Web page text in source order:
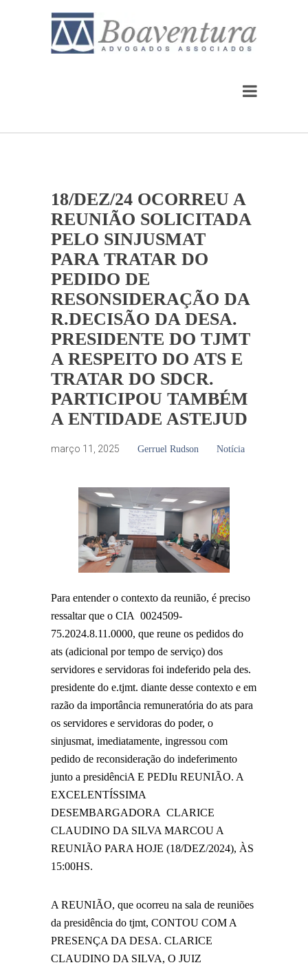
18/DEZ/24 OCORREU A
REUNIÃO SOLICITADA
PELO SINJUSMAT
PARA TRATAR DO
PEDIDO DE
RESONSIDERAÇÃO DA
R.DECISÃO DA DESA.
PRESIDENTE DO TJMT
A RESPEITO DO ATS E
TRATAR DO SDCR.
PARTICIPOU TAMBÉM
A ENTIDADE ASTEJUD
março 11, 2025 Gerruel Rudson Notícia
Para entender o contexto da reunião, é preciso
ressaltar que o CIA 0024509-
75.2024.8.11.0000, que reune os pedidos do
ats (adicional por tempo de serviço) dos
servidores e servidoras foi indeferido pela des.
presidente do e.tjmt. diante desse contexto e em
razão da importância remuneratória do ats para
os servidores e servidoras do poder, o
sinjusmat, imediatamente, ingressou com
pedido de reconsideração do indeferimento
junto a presidênciA E PEDIu REUNIÃO. A
EXCELENTÍSSIMA
DESEMBARGADORA CLARICE
CLAUDINO DA SILVA MARCOU A
REUNIÃO PARA HOJE (18/DEZ/2024), ÀS
15:00HS.
A REUNIÃO, que ocorreu na sala de reuniões
da presidência do tjmt, CONTOU COM A
PRESENÇA DA DESA. CLARICE
CLAUDINO DA SILVA, O JUIZ